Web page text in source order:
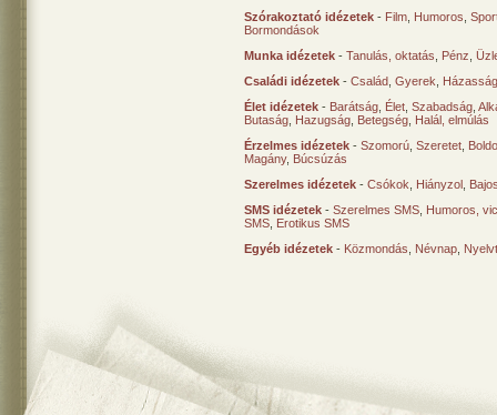
Szórakoztató idézetek - Film Humoros
Bormondások
Munka idézetek - Tanulás, oktatás Pénz
Családi idézetek - Család Gyerek
Élet idézetek - Barátság Élet Szabadság
Butaság Hazugság Betegség Halál, elmúlás
Érzelmes idézetek - Szomorú Szeretet
Magány, Búcsúzás
Szerelmes idézetek - Csókok Hiányzol
SMS idézetek - Szerelmes SMS Humoros,
SMS Erotikus SMS
Egyéb idézetek - Közmondás Névnap